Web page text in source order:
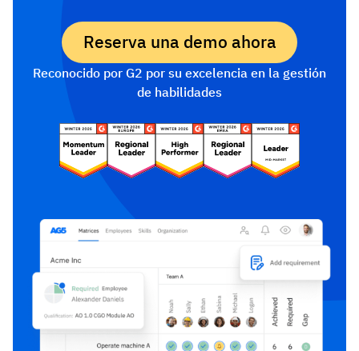
Reserva una demo ahora
Reconocido por G2 por su excelencia en la gestión
de habilidades